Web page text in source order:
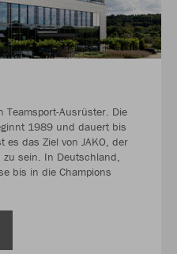
Teamsport-Ausrüster. Die
1989 und dauert bis
es das Ziel von JAKO, der
zu sein. In Deutschland,
bis in die Champions